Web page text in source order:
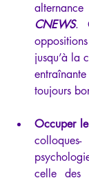
CNEWS.
jusqu’à la
toujours
Occuper
celle des